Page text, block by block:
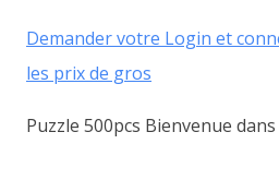
Demander votre Login et
les prix de gros
Puzzle 500pcs Bienvenue dans